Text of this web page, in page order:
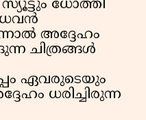
ധോത്തി
അദ്ദേഹം
ചിത്രങ്ങൾ
ഏവരുടെയും
ധരിച്ചിരുന്ന